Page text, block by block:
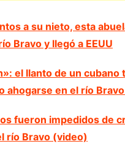
a su nieto, esta
Bravo y llegó a EEUU
el llanto de un cubano
ahogarse en el río
fueron impedidos de
río Bravo (video)